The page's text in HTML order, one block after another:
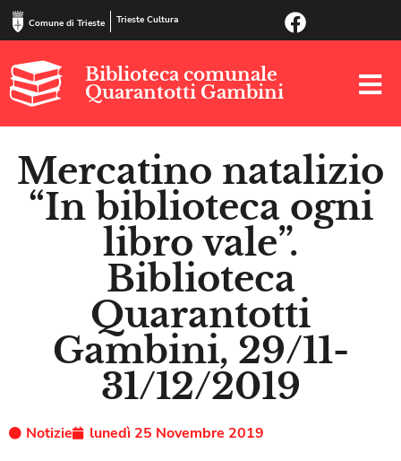
Comune di Trieste Trieste Cultura
Biblioteca comunale
Quarantotti Gambini
Mercatino natalizio
“In biblioteca ogni
libro vale”.
Biblioteca
Quarantotti
Gambini, 29/11-
31/12/2019
Notizie
lunedì 25 Novembre 2019